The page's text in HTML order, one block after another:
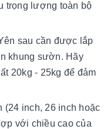
trọng lượng toàn bộ
sau cần được lắp
khung sườn. Hãy
20kg - 25kg để đảm
(24 inch, 26 inch hoặc
với chiều cao của